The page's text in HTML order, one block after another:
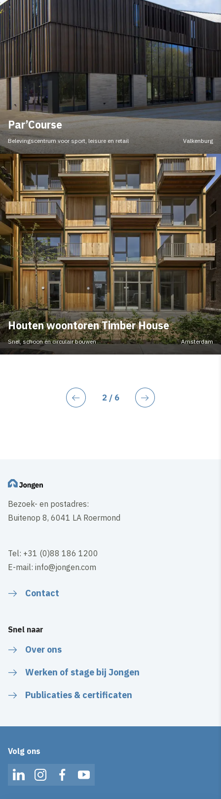
Par’Course
Belevingscentrum voor sport, leisure en retail Valkenburg
Houten woontoren Timber House
Snel, schoon én circulair bouwen Amsterdam
Vorige
Huidige pagina
2 / 6
Volgende
Bezoek- en postadres:
Buitenop 8, 6041 LA Roermond
Tel: +31 (0)88 186 1200
E-mail: info@jongen.com
Contact
Snel naar
Over ons
Werken of stage bij Jongen
Publicaties & certificaten
Volg ons
LinkedInInstagramFacebookYouTube